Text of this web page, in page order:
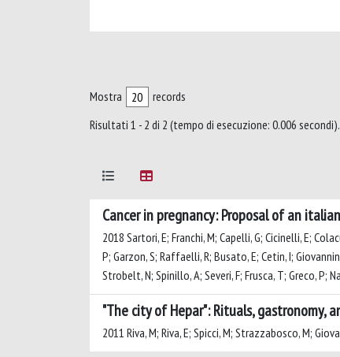
Mostra
records
Risultati 1 - 2 di 2 (tempo di esecuzione: 0.006 secondi).
Cancer in pregnancy: Proposal of an
2018 Sartori, E; Franchi, M; Capelli, G; Cicinelli, E;
P; Garzon, S; Raffaelli, R; Busato, E; Cetin, I;
Strobelt, N; Spinillo, A; Severi, F; Frusca, T; Greco, P;
"The city of Hepar": Rituals,
2011 Riva, M; Riva, E; Spicci, M; Strazzabosco, M;